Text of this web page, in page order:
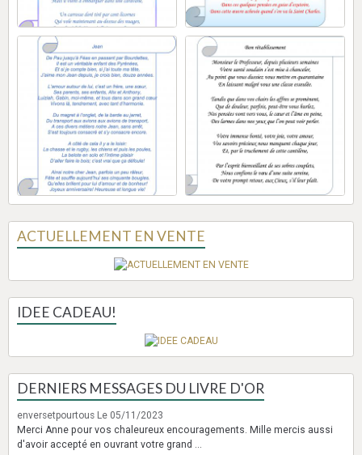
ACTUELLEMENT EN VENTE
IDEE CADEAU!
DERNIERS MESSAGES DU LIVRE D'OR
enversetpourtous Le 05/11/2023
Merci Anne pour vos chaleureux encouragements. Mille mercis aussi
d'avoir accepté en ouvrant votre grand ...